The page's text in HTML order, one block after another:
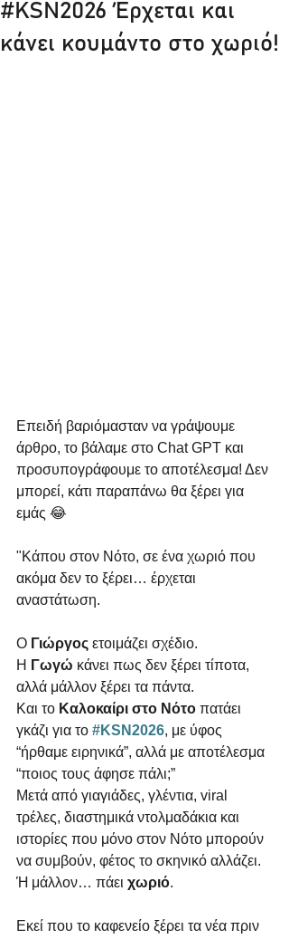
#KSN2026 Έρχεται και
κάνει κουμάντο στο χωριό!
Επειδή βαριόμασταν να γράψουμε
άρθρο, το βάλαμε στο Chat GPT και
προσυπογράφουμε το αποτέλεσμα! Δεν
μπορεί, κάτι παραπάνω θα ξέρει για
εμάς 😂
"Κάπου στον Νότο, σε ένα χωριό που
ακόμα δεν το ξέρει… έρχεται
αναστάτωση.
Ο Γιώργος ετοιμάζει σχέδιο.
Η Γωγώ κάνει πως δεν ξέρει τίποτα,
αλλά μάλλον ξέρει τα πάντα.
Και το Καλοκαίρι στο Νότο πατάει
γκάζι για το #KSN2026, με ύφος
“ήρθαμε ειρηνικά”, αλλά με αποτέλεσμα
“ποιος τους άφησε πάλι;”
Μετά από γιαγιάδες, γλέντια, viral
τρέλες, διαστημικά ντολμαδάκια και
ιστορίες που μόνο στον Νότο μπορούν
να συμβούν, φέτος το σκηνικό αλλάζει.
Ή μάλλον… πάει χωριό.
Εκεί που το καφενείο ξέρει τα νέα πριν